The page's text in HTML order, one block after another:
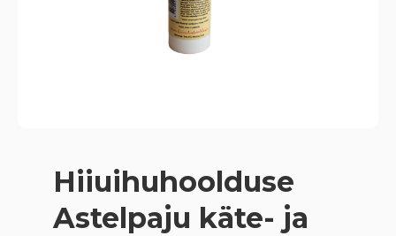
Hiiuihuhoolduse
Astelpaju käte- ja